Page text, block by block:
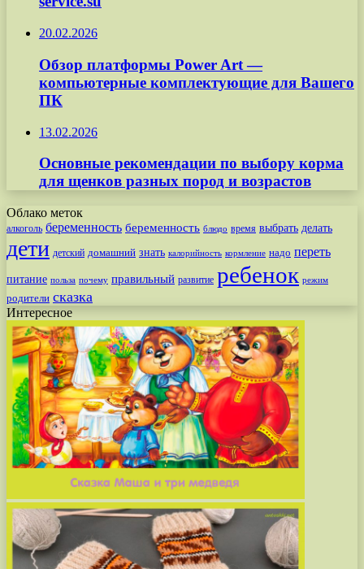
20.02.2026
Обзор платформы Power Art —
компьютерные комплектующие для Вашего
ПК
13.02.2026
Основные рекомендации по выбору корма
для щенков разных пород и возрастов
Облако меток
алкоголь беременность беременность блюдо время выбрать делать
дети детский домашний знать калорийность кормление надо переть
питание польза почему правильный развитие ребенок режим
родители сказка
Интересное